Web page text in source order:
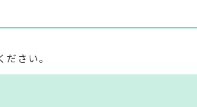
さい。